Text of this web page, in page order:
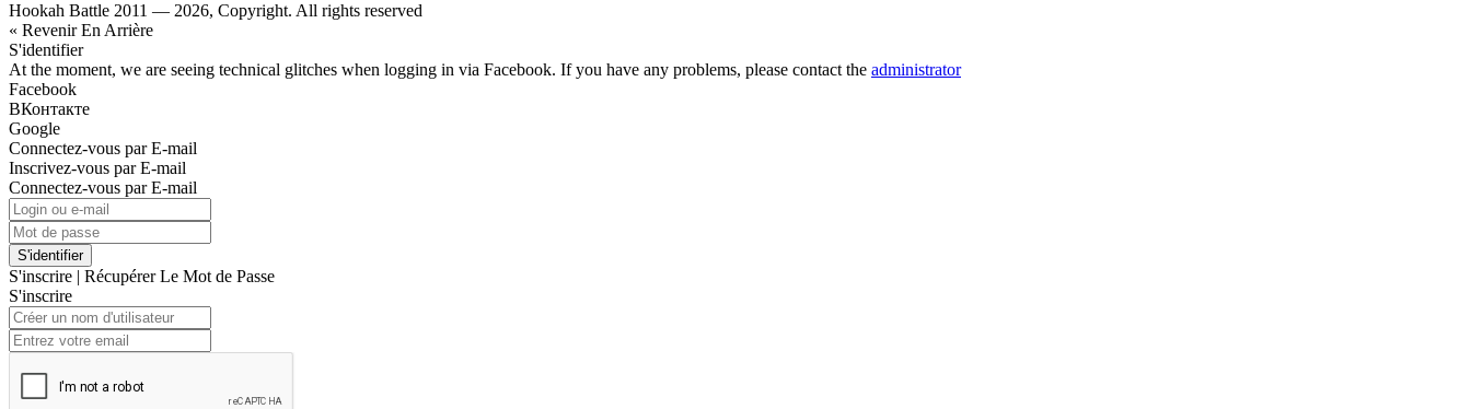
Hookah Battle 2011 — 2026, Copyright. All rights reserved
« Revenir En Arrière
S'identifier
At the moment, we are seeing technical glitches when logging in via Facebook. If you have any problems, please contact the administrator
Facebook
ВКонтакте
Google
Connectez-vous par E-mail
Inscrivez-vous par E-mail
Connectez-vous par E-mail
S'identifier
S'inscrire | Récupérer Le Mot de Passe
S'inscrire